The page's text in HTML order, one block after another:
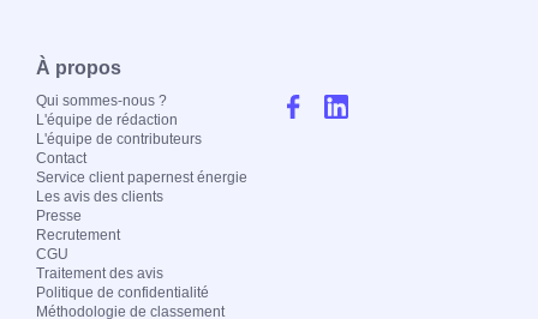
À propos
Qui sommes-nous ?
L'équipe de rédaction
L'équipe de contributeurs
Contact
Service client papernest énergie
Les avis des clients
Presse
Recrutement
CGU
Traitement des avis
Politique de confidentialité
Méthodologie de classement